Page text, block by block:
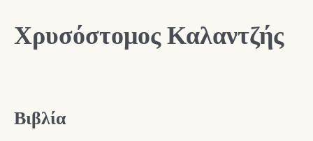
Χρυσόστομος Καλαντζής
Βιβλία